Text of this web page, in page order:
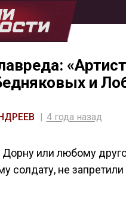
и
4 года назад
или любому
солдату, не